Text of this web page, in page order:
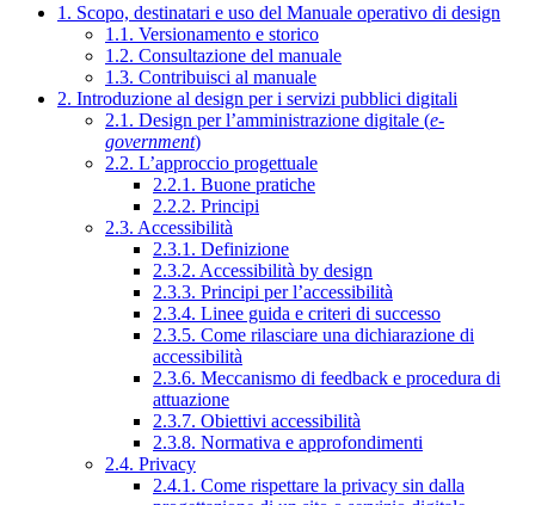
1. Scopo, destinatari e uso del Manuale operativo di design
1.1. Versionamento e storico
1.2. Consultazione del manuale
1.3. Contribuisci al manuale
2. Introduzione al design per i servizi pubblici digitali
2.1. Design per l’amministrazione digitale (e-
government)
2.2. L’approccio progettuale
2.2.1. Buone pratiche
2.2.2. Principi
2.3. Accessibilità
2.3.1. Definizione
2.3.2. Accessibilità by design
2.3.3. Principi per l’accessibilità
2.3.4. Linee guida e criteri di successo
2.3.5. Come rilasciare una dichiarazione di
accessibilità
2.3.6. Meccanismo di feedback e procedura di
attuazione
2.3.7. Obiettivi accessibilità
2.3.8. Normativa e approfondimenti
2.4. Privacy
2.4.1. Come rispettare la privacy sin dalla